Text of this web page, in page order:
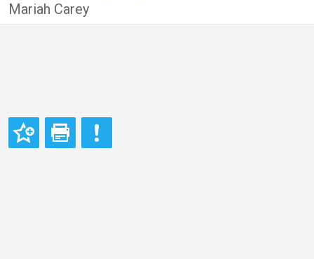
Mariah Carey